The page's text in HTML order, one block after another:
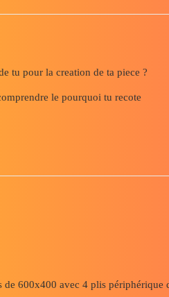
tu pour la creation de ta piece ?
le pourquoi tu recote
de 600x400 avec 4 plis périphérique